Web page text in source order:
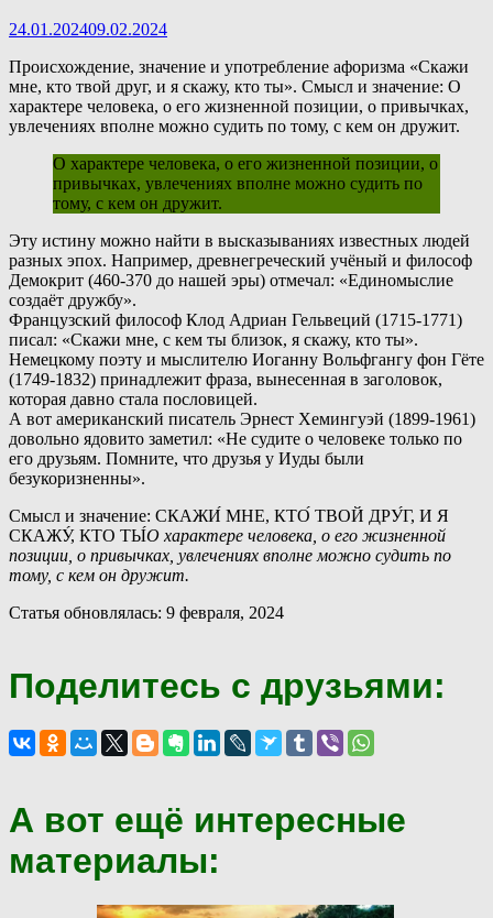
24.01.202409.02.2024
Происхождение, значение и употребление афоризма «Скажи
мне, кто твой друг, и я скажу, кто ты». Смысл и значение: О
характере человека, о его жизненной позиции, о привычках,
увлечениях вполне можно судить по тому, с кем он дружит.
О характере человека, о его жизненной позиции, о
привычках, увлечениях вполне можно судить по
тому, с кем он дружит.
Эту истину можно найти в высказываниях известных людей
разных эпох. Например, древнегреческий учёный и философ
Демокрит (460-370 до нашей эры) отмечал: «Единомыслие
создаёт дружбу».
Французский философ Клод Адриан Гельвеций (1715-1771)
писал: «Скажи мне, с кем ты близок, я скажу, кто ты».
Немецкому поэту и мыслителю Иоганну Вольфгангу фон Гёте
(1749-1832) принадлежит фраза, вынесенная в заголовок,
которая давно стала пословицей.
А вот американский писатель Эрнест Хемингуэй (1899-1961)
довольно ядовито заметил: «Не судите о человеке только по
его друзьям. Помните, что друзья у Иуды были
безукоризненны».
Смысл и значение: СКАЖИ́ МНЕ, КТО́ ТВОЙ ДРУ́Г, И Я
СКАЖУ́, КТО ТЫ́О характере человека, о его жизненной
позиции, о привычках, увлечениях вполне можно судить по
тому, с кем он дружит.
Статья обновлялась: 9 февраля, 2024
Поделитесь с друзьями:
А вот ещё интересные
материалы: